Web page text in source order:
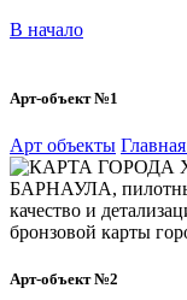
В начало
Арт-объект №1
Арт объекты
Арт-объект №2